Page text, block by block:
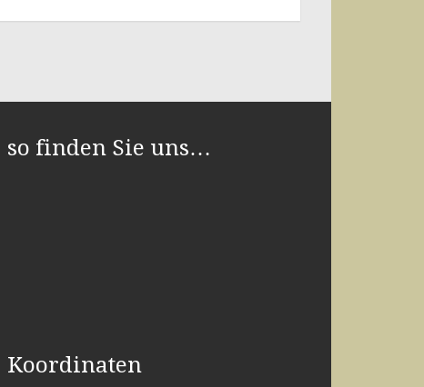
so finden Sie uns…
Koordinaten